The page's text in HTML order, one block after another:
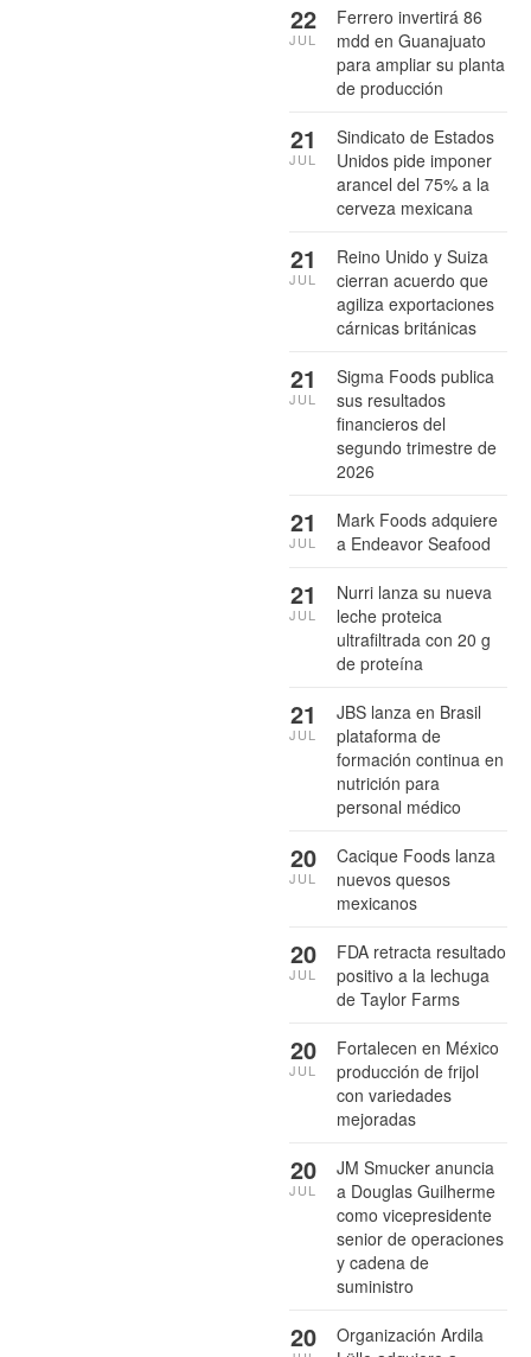
Ferrero invertirá 86
mdd en Guanajuato
para ampliar su planta
de producción
22
JUL
Sindicato de Estados
Unidos pide imponer
arancel del 75% a la
cerveza mexicana
21
JUL
Reino Unido y Suiza
cierran acuerdo que
agiliza exportaciones
cárnicas británicas
21
JUL
Sigma Foods publica
sus resultados
financieros del
segundo trimestre de
2026
21
JUL
Mark Foods adquiere
a Endeavor Seafood
21
JUL
Nurri lanza su nueva
leche proteica
ultrafiltrada con 20 g
de proteína
21
JUL
JBS lanza en Brasil
plataforma de
formación continua en
nutrición para
personal médico
21
JUL
Cacique Foods lanza
nuevos quesos
mexicanos
20
JUL
FDA retracta resultado
positivo a la lechuga
de Taylor Farms
20
JUL
Fortalecen en México
producción de frijol
con variedades
mejoradas
20
JUL
JM Smucker anuncia
a Douglas Guilherme
como vicepresidente
senior de operaciones
y cadena de
suministro
20
JUL
Organización Ardila
20